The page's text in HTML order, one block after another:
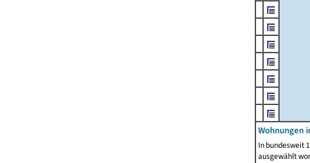
Wohnungen
In bundesweit
ausgewählt